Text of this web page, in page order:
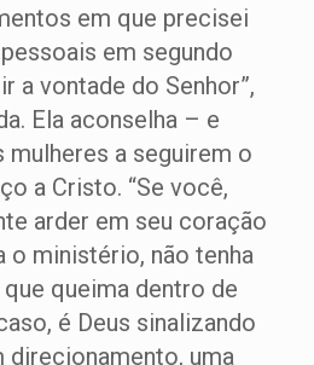
em que precisei
em segundo
a vontade do Senhor”,
Ela aconselha – e
a seguirem o
a Cristo. “Se você,
arder em seu coração
o ministério, não tenha
queima dentro de
é Deus sinalizando
direcionamento, uma